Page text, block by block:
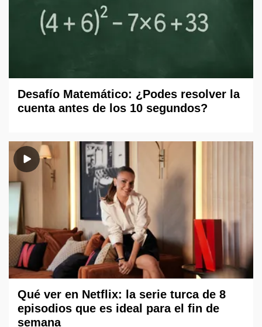
Desafío Matemático: ¿Podes resolver la
cuenta antes de los 10 segundos?
Qué ver en Netflix: la serie turca de 8
episodios que es ideal para el fin de
semana